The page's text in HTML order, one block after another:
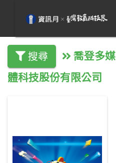
搜尋
喬登多媒
體科技股份有限公司